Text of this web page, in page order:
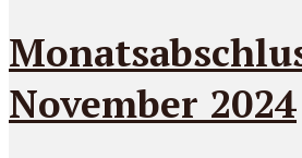
November 2024